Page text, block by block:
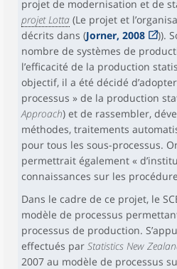
projet de modernisation et de
projet Lotta (Le projet et
décrits dans (Jorner, 2008
)).
nombre de systèmes de
l’efficacité de la production
objectif, il a été décidé
processus » de la production
Approach) et de rassembler,
méthodes, traitements
pour tous les sous-processus.
permettrait également «
connaissances sur les
Dans le cadre de ce projet, le
modèle de processus
processus de production.
effectués par Statistics New
2007 au modèle de processus